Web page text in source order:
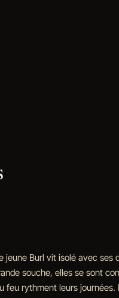
jeune Burl vit isolé avec
souche, elles se sont
feu rythment leurs